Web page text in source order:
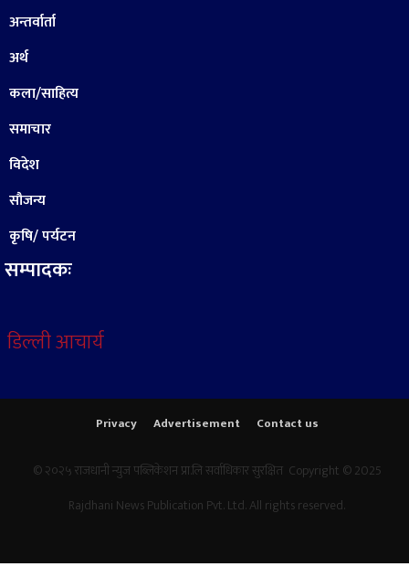
अन्तर्वार्ता
अर्थ
कला/साहित्य
समाचार
विदेश
सौजन्य
कृषि/ पर्यटन
सम्पादकः
डिल्ली आचार्य
Privacy Advertisement Contact us
© २०२५ राजधानी न्युज पब्लिकेशन प्रा.लि सर्वाधिकार सुरक्षित Copyright © 2025
Rajdhani News Publication Pvt. Ltd. All rights reserved.